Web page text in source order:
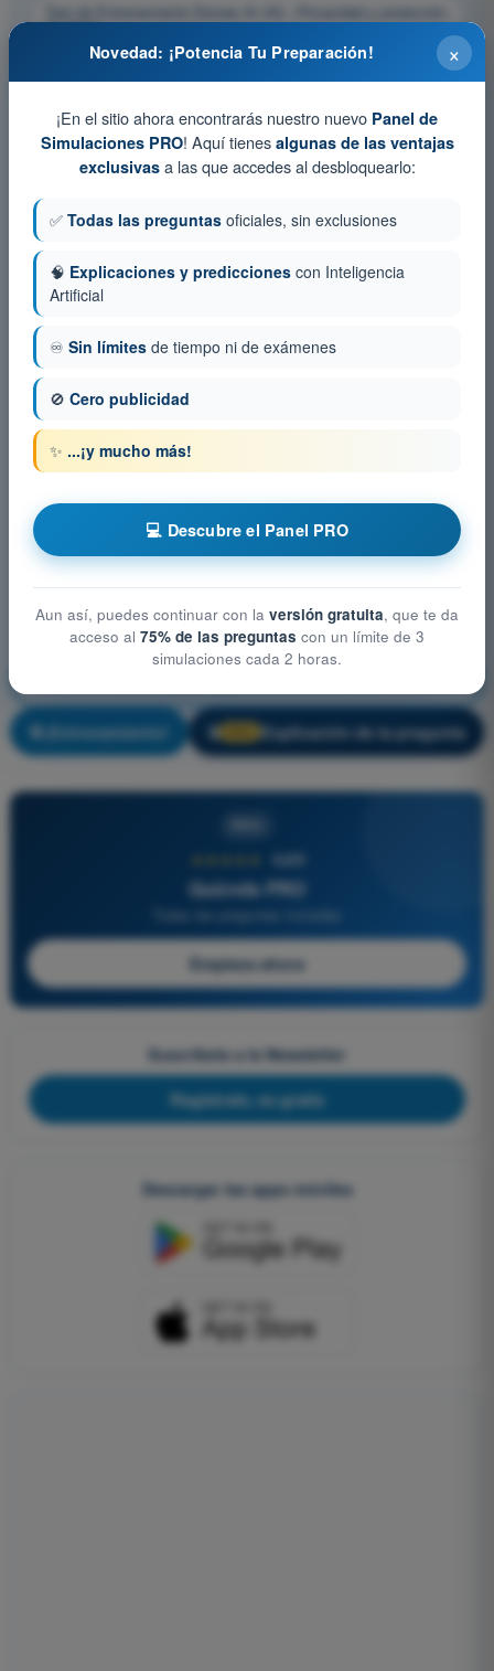
Test de Entrenamiento Drones A1-A3 - Privacidad y protección
de datos
Examen en PDF Drones A1-A3 - Privacidad y protección de
¡Entrenamiento! 🔒 Explicación de la pregunta
4,6/5
Quizvds PRO
Empieza ahora
Suscríbete a la Newsletter
Regístrate, es gratis
Descargar las apps móviles
×
Novedad: ¡Potencia Tu Preparación!
¡En el sitio ahora encontrarás nuestro nuevo Panel de
Simulaciones PRO! Aquí tienes algunas de las ventajas
exclusivasa las que accedes al desbloquearlo:
✅ Todas las preguntas oficiales, sin exclusiones
🧠 Explicaciones y predicciones con Inteligencia
Artificial
♾️ Sin límites de tiempo ni de exámenes
🚫 Cero publicidad
✨ ...¡y mucho más!
💻 Descubre el Panel PRO
Aun así, puedes continuar con la versión gratuita, que te da
acceso al 75% de las preguntas con un límite de 3
simulaciones cada 2 horas.